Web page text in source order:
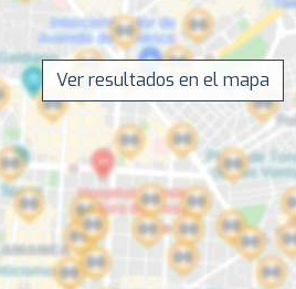
Ver resultados en el mapa